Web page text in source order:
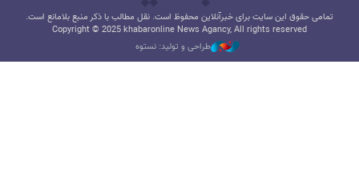
تمامی حقوق این سایت برای خبرآنلاین محفوظ است. نقل مطالب با ذکر منبع بلامانع است.
Copyright © 2025 khabaronline News Agancy, All rights reserved
طراحی و تولید: نستوه